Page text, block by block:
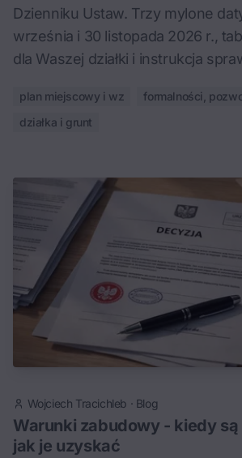
Dzienniku Ustaw. Trzy mylone
września i 30 listopada 2026 r.,
dla Waszej działki i instrukcja
plan miejscowy i wz
formalności,
działka i grunt
Wojciech Tracichleb · Blog
Warunki zabudowy - kiedy
jak je uzyskać